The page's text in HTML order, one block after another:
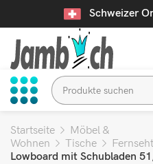
Schweizer
Startseite
Möbel &
Wohnen
Tische
Lowboard mit Schubladen